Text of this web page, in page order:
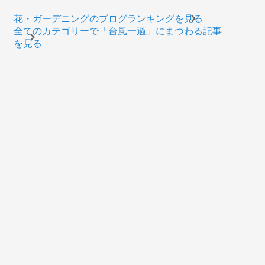
花・ガーデニングのブログランキングを見る
全てのカテゴリーで「台風一過」にまつわる記事
を見る